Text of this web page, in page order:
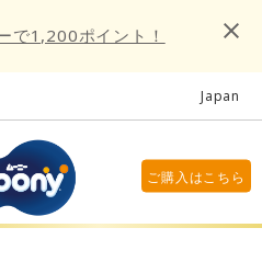
で1,200ポイント！
Japan
ご購入はこちら